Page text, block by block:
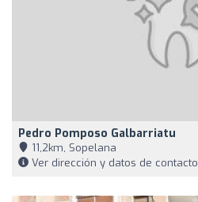
Pedro Pomposo Galbarriatu
11,2km, Sopelana
Ver dirección y datos de contacto